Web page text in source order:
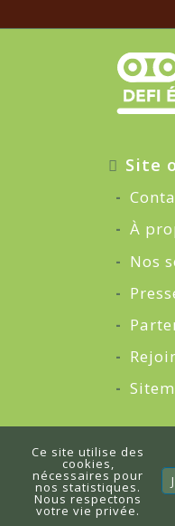
Site
À
Nos
Blog
Ce site utilise des
cookies,
nécessaires pour
nos statistiques.
Nous respectons
votre vie privée.